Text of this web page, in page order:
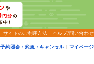
サイトのご利用方法 ヘルプ/問い合わせ
予約照会・変更・キャンセル マイページ